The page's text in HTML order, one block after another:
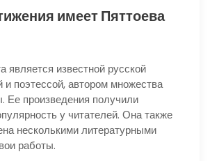
имеет Пяттоева
является известной русской
и поэтессой, автором множества
Ее произведения получили
у читателей. Она также
несколькими литературными
работы.